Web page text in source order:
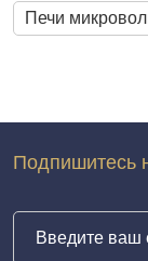
Печи
Подпишитесь